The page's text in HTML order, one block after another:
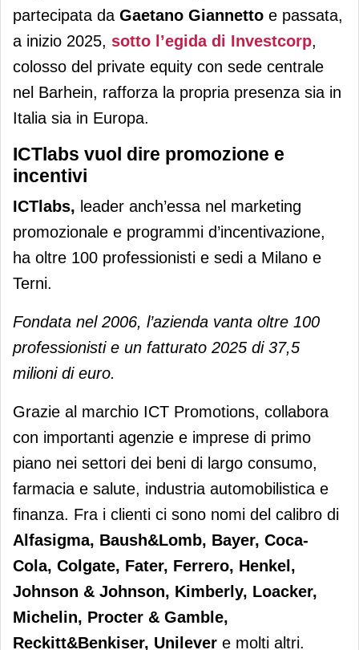
partecipata da Gaetano Giannetto e passata,
a inizio 2025, sotto l’egida di Investcorp,
colosso del private equity con sede centrale
nel Barhein, rafforza la propria presenza sia in
Italia sia in Europa.
ICTlabs vuol dire promozione e
incentivi
ICTlabs, leader anch’essa nel marketing
promozionale e programmi d’incentivazione,
ha oltre 100 professionisti e sedi a Milano e
Terni.
Fondata nel 2006, l’azienda vanta oltre 100
professionisti e un fatturato 2025 di 37,5
milioni di euro.
Grazie al marchio ICT Promotions, collabora
con importanti agenzie e imprese di primo
piano nei settori dei beni di largo consumo,
farmacia e salute, industria automobilistica e
finanza. Fra i clienti ci sono nomi del calibro di
Alfasigma, Baush&Lomb, Bayer, Coca-
Cola, Colgate, Fater, Ferrero, Henkel,
Johnson & Johnson, Kimberly, Loacker,
Michelin, Procter & Gamble,
Reckitt&Benkiser, Unilever e molti altri.